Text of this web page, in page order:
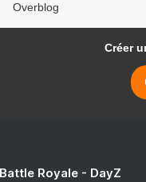
Overblog
Créer
Royale - DayZ